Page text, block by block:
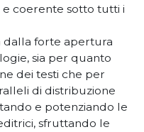
coerente sotto tutti i
dalla forte apertura
sia per quanto
dei testi che per
di distribuzione
e potenziando le
sfruttando le